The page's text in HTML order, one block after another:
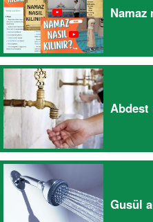
Namaz
Abdest
Gusül